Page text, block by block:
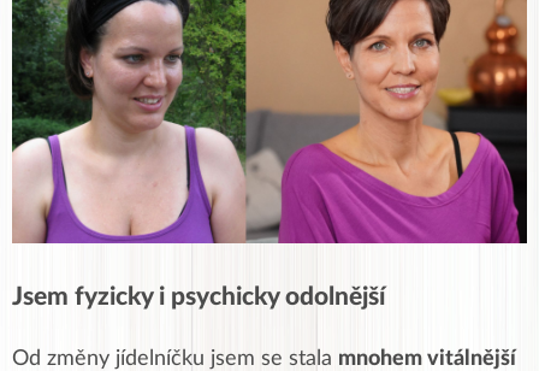
Jsem fyzicky i psychicky odolnější
Od změny jídelníčku jsem se stala mnohem vitálnější